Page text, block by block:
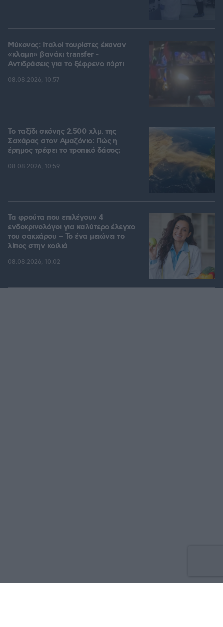
Μύκονος: Ιταλοί τουρίστες έκαναν
«κλαμπ» βανάκι transfer -
Αντιδράσεις για το ξέφρενο πάρτι
08.08.2026, 10:57
Το ταξίδι σκόνης 2.500 χλμ. της
Σαχάρας στον Αμαζόνιο: Πώς η
έρημος τρέφει το τροπικό δάσος;
08.08.2026, 10:59
Τα φρούτα που επιλέγουν 4
ενδοκρινολόγοι για καλύτερο έλεγχο
του σακχάρου – Το ένα μειώνει το
λίπος στην κοιλιά
08.08.2026, 10:02